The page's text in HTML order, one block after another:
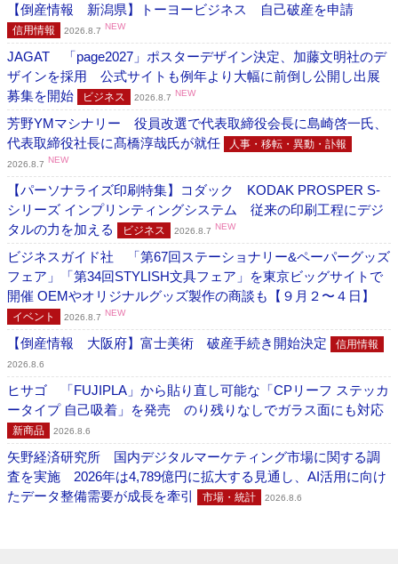
【倒産情報 新潟県】トーヨービジネス 自己破産を申請
信用情報 2026.8.7 NEW
JAGAT 「page2027」ポスターデザイン決定、加藤文明社のデ
ザインを採用 公式サイトも例年より大幅に前倒し公開し出展
募集を開始
ビジネス 2026.8.7 NEW
芳野YMマシナリー 役員改選で代表取締役会長に島崎啓一氏、
代表取締役社長に髙橋淳哉氏が就任
人事・移転・異動・訃報
2026.8.7 NEW
【パーソナライズ印刷特集】コダック KODAK PROSPER S-
シリーズ インプリンティングシステム 従来の印刷工程にデジ
タルの力を加える
ビジネス 2026.8.7 NEW
ビジネスガイド社 「第67回ステーショナリー&ペーパーグッズ
フェア」「第34回STYLISH文具フェア」を東京ビッグサイトで
開催 OEMやオリジナルグッズ製作の商談も【９月２〜４日】
イベント 2026.8.7 NEW
【倒産情報 大阪府】富士美術 破産手続き開始決定 信用情報
2026.8.6
ヒサゴ 「FUJIPLA」から貼り直し可能な「CPリーフ ステッカ
ータイプ 自己吸着」を発売 のり残りなしでガラス面にも対応
新商品 2026.8.6
矢野経済研究所 国内デジタルマーケティング市場に関する調
査を実施 2026年は4,789億円に拡大する見通し、AI活用に向け
たデータ整備需要が成長を牽引
市場・統計 2026.8.6